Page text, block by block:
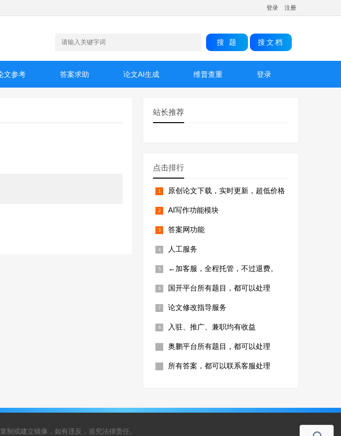
登录 注册
文参考 答案求助 论文AI生成 维普查重 登录
站长推荐
点击排行
原创论文下载，实时更新，超低价格
AI写作功能模块
答案网功能
人工服务
←加客服，全程托管，不过退费。
国开平台所有题目，都可以处理
论文修改指导服务
入驻、推广、兼职均有收益
奥鹏平台所有题目，都可以处理
所有答案，都可以联系客服处理
制或建立镜像，如有违反，追究法律责任。